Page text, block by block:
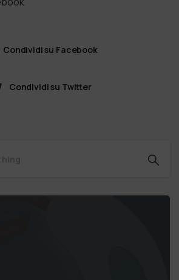
Condividi su Facebook
Condividi su Twitter